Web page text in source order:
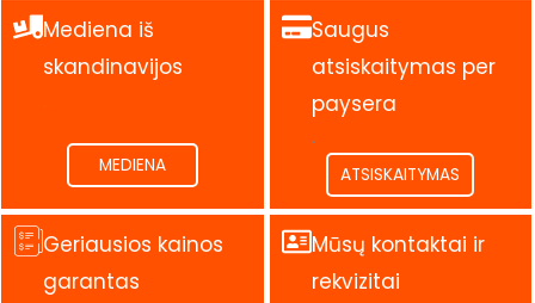
Mediena iš
skandinavijos
.
MEDIENA
Saugus
atsiskaitymas per
paysera
.
ATSISKAITYMAS
Geriausios kainos
garantas
Mūsų kontaktai ir
rekvizitai